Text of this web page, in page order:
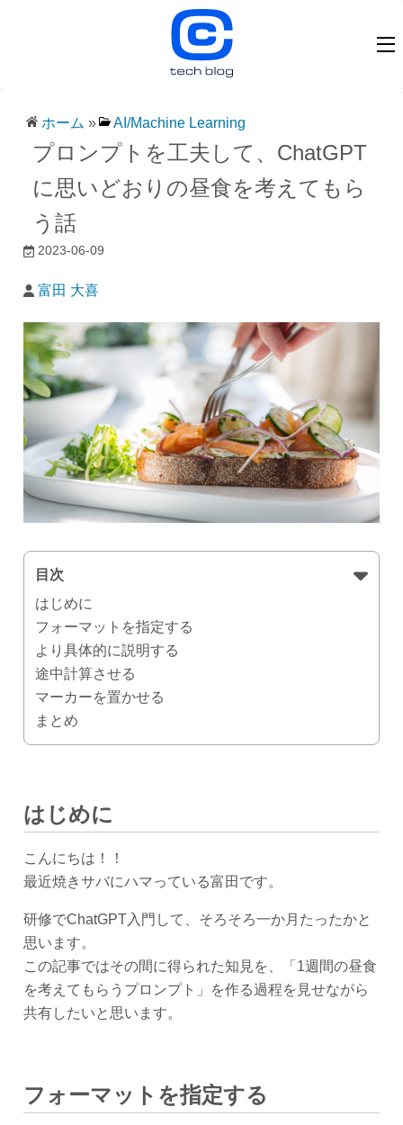
ホーム » AI/Machine Learning
プロンプトを工夫して、ChatGPT
に思いどおりの昼食を考えてもら
う話
2023-06-09
富田 大喜
目次
はじめに
フォーマットを指定する
より具体的に説明する
途中計算させる
マーカーを置かせる
まとめ
はじめに
こんにちは！！
最近焼きサバにハマっている富田です。
研修でChatGPT入門して、そろそろ一か月たったかと
思います。
この記事ではその間に得られた知見を、「1週間の昼食
を考えてもらうプロンプト」を作る過程を見せながら
共有したいと思います。
フォーマットを指定する